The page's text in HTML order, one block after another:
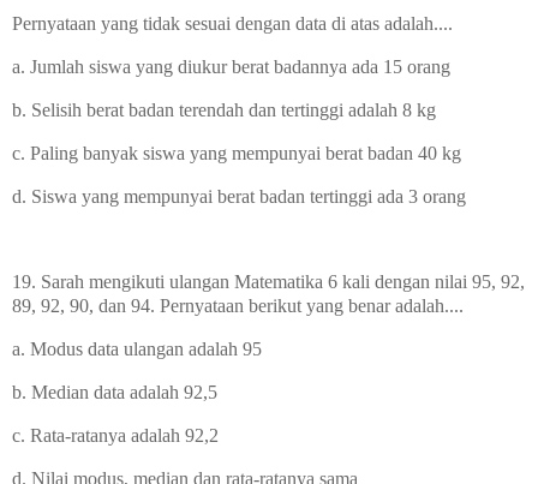
Pernyataan yang tidak sesuai dengan data di atas adalah....
a. Jumlah siswa yang diukur berat badannya ada 15 orang
b. Selisih berat badan terendah dan tertinggi adalah 8 kg
c. Paling banyak siswa yang mempunyai berat badan 40 kg
d. Siswa yang mempunyai berat badan tertinggi ada 3 orang
19. Sarah mengikuti ulangan Matematika 6 kali dengan nilai 95, 92,
89, 92, 90, dan 94. Pernyataan berikut yang benar adalah....
a. Modus data ulangan adalah 95
b. Median data adalah 92,5
c. Rata-ratanya adalah 92,2
d. Nilai modus, median dan rata-ratanya sama